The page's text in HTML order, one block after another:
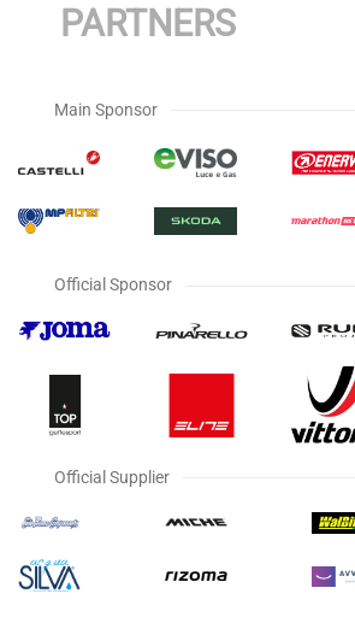
PARTNERS
Main Sponsor
Official Sponsor
Official Supplier